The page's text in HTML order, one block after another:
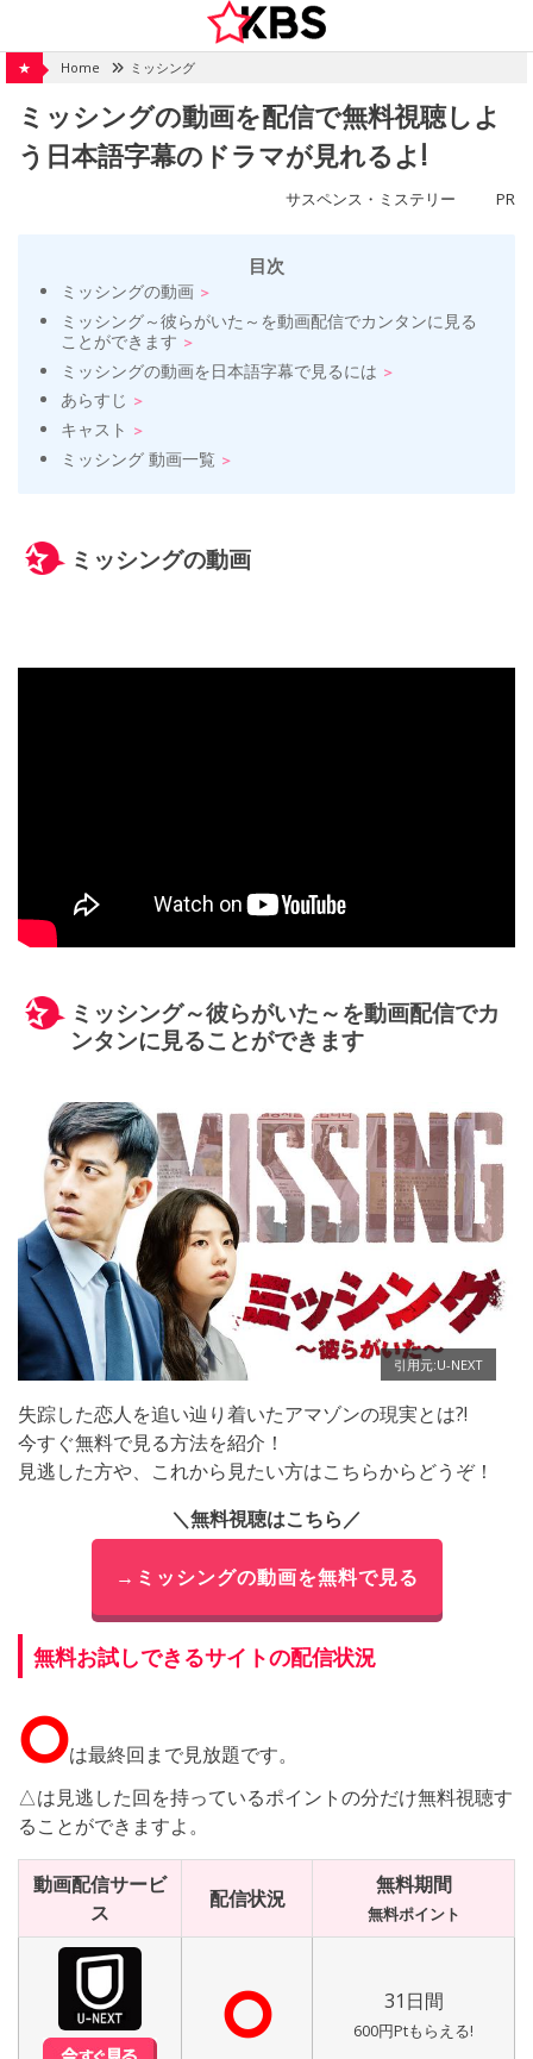
content
★ Home ミッシング
ミッシングの動画を配信で無料視聴しよ
う日本語字幕のドラマが見れるよ!
サスペンス・ミステリー PR
目次
ミッシングの動画
ミッシング～彼らがいた～を動画配信でカンタンに見る
ことができます
ミッシングの動画を日本語字幕で見るには
あらすじ
キャスト
ミッシング 動画一覧
ミッシングの動画
ミッシング～彼らがいた～を動画配信でカ
ンタンに見ることができます
引用元:U-NEXT
失踪した恋人を追い辿り着いたアマゾンの現実とは?!
今すぐ無料で見る方法を紹介！
見逃した方や、これから見たい方はこちらからどうぞ！
＼無料視聴はこちら／
→ミッシングの動画を無料で見る
無料お試しできるサイトの配信状況
⭘は最終回まで見放題です。
△は見逃した回を持っているポイントの分だけ無料視聴す
ることができますよ。
動画配信サービ
ス
配信状況
無料期間
無料ポイント
⭘ 31日間
600円Ptもらえる!